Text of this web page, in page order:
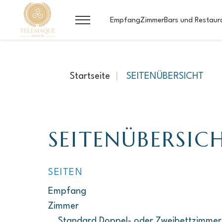
EmpfangZimmerBars und
Startseite SEITENÜBERSICHT
SEITEN
Empfang
Zimmer